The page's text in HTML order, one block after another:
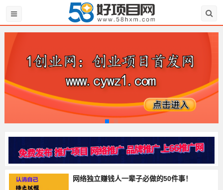
网络独立赚钱人一辈子必做的50件事！